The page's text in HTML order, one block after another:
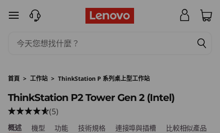
T
n
k
S
跳至主要內容
首頁 > 工作站 > ThinkStation P 系列桌上型工作站
ThinkStation P2 Tower Gen 2 (Intel)
(5)
概述 機型 功能 技術規格 連接埠與插槽 比較相似產品